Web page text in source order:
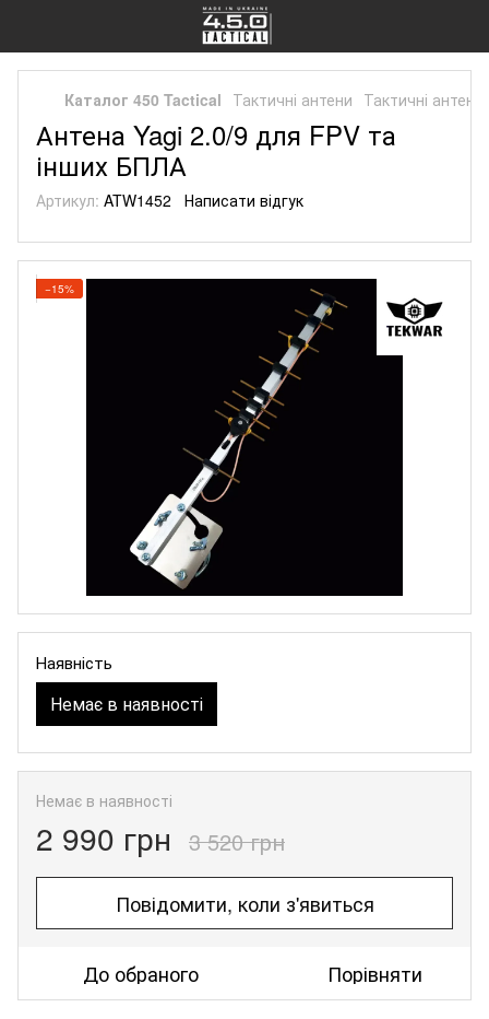
Каталог 450 Tactical Тактичні антени Тактичні антени
Антена Yagi 2.0/9 для FPV та
інших БПЛА
Артикул: ATW1452 Написати відгук
−15%
Наявність
Немає в наявності
Немає в наявності
2 990 грн 3 520 грн
Повідомити, коли з'явиться
До обраного Порівняти